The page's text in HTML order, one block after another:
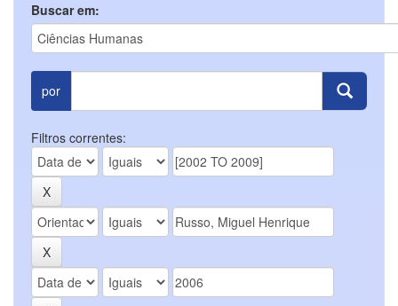
Buscar em:
por
Filtros correntes: